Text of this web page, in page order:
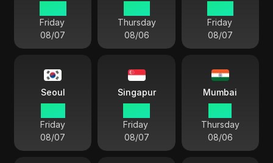
Friday
08/07
Thursday
08/06
Friday
08/07
Seoul
Friday
08/07
Singapur
Friday
08/07
Mumbai
Thursday
08/06